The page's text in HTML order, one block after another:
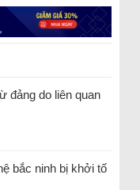
đảng do liên quan
bắc ninh bị khởi tố